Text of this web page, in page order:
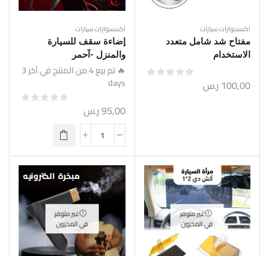
اكسسوارات سيارات
مفتاح شد شامل متعدد
الاستخدام
100,00 ر.س
اكسسوارات سيارات
إضاءة سقف للسيارة
والمنزل -آحمر
🔥 تم بيع 4 من المنتج في آخر 3
days
95,00ر.س
غير متوفر
في المخزون
غير متوفر
في المخزون